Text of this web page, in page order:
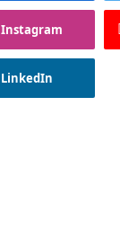
Instagram
LinkedIn